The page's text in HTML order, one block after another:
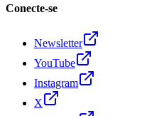
Conecte-se
Newsletter
YouTube
Instagram
X